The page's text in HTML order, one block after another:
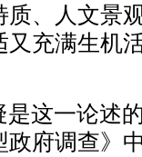
质、人文景
又充满生机
这一论述
政府调查》